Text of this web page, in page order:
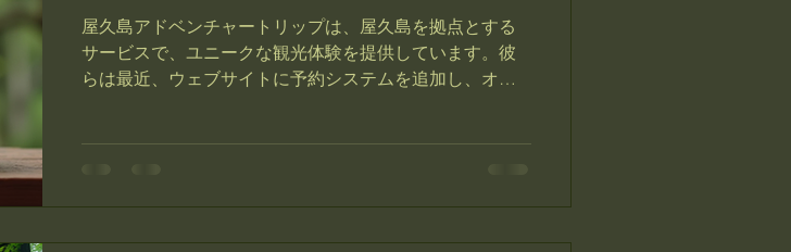
屋久島アドベンチャートリップは、屋久島を拠点とする
サービスで、ユニークな観光体験を提供しています。彼
らは最近、ウェブサイトに予約システムを追加し、オン